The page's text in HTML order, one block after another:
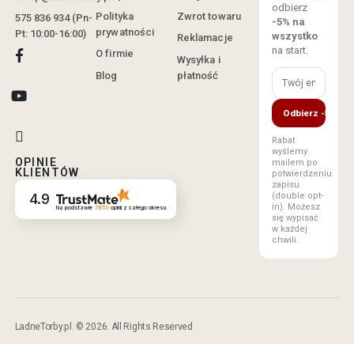
575 836 934 (Pn-
Pt: 10:00-16:00)
OPINIE
KLIENTÓW
4.9 Na podstawie 7853 opinii z całego okresu
Polityka
prywatności
O firmie
Blog
Zwrot towaru
Reklamacje
Wysyłka i
płatność
odbierz
-5% na
wszystko
na start.
Odbierz -5%
Rabat
wyślemy
mailem po
potwierdzeniu
zapisu
(double opt-
in). Możesz
się wypisać
w każdej
chwili.
LadneTorby.pl. © 2026. All Rights Reserved